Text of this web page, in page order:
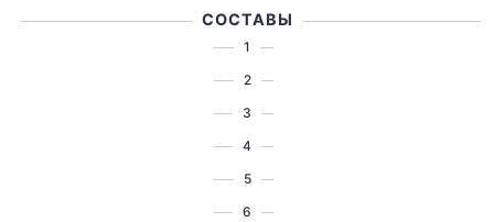
СОСТАВЫ
1
2
3
4
5
6